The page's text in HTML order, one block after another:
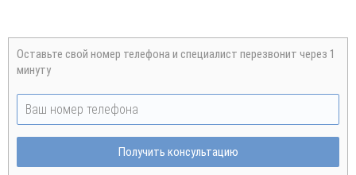
Оставьте свой номер телефона и специалист перезвонит через 1
минуту
Получить консультацию